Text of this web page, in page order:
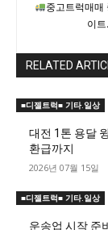
중고트럭매매
이
RELATED
■디젤트럭■ 기타.일상
대전 1톤 용달
환급까지
2026년 07월 15일
■디젤트럭■ 기타.일상
운송업 시작 준